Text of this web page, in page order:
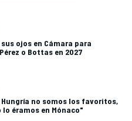
ojos en Cámara para
o Bottas en 2027
no somos los favoritos,
éramos en Mónaco"